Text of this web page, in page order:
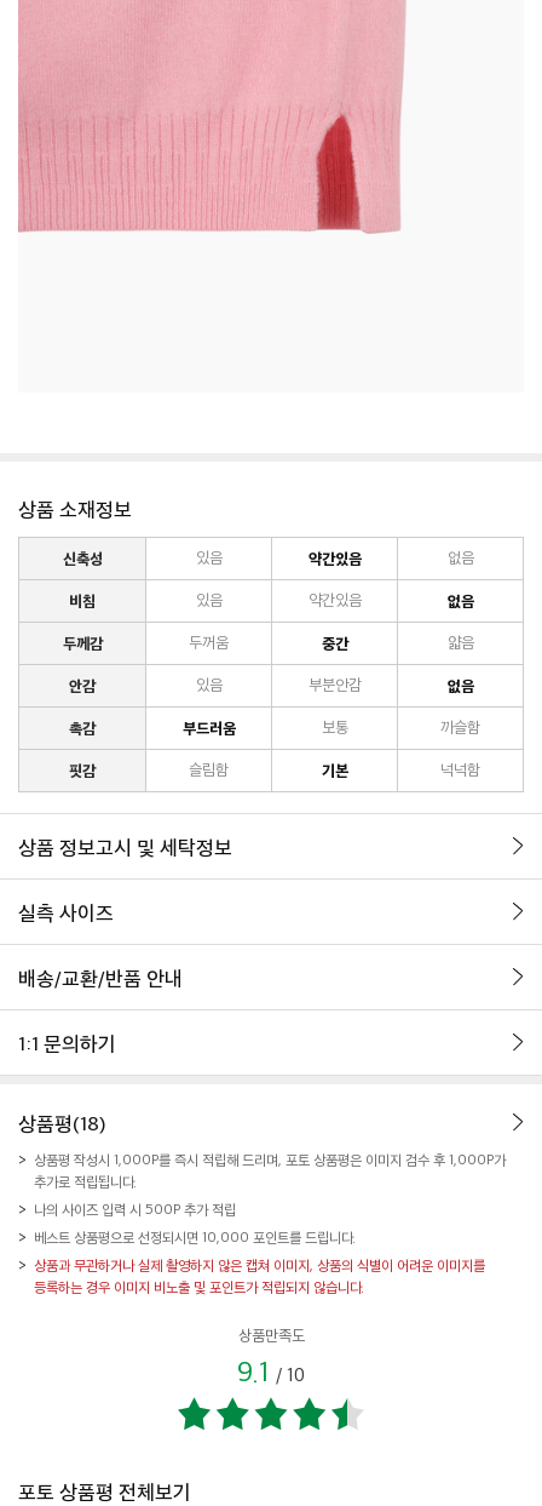
상품 소재정보
신축성 있음 약간있음 없음
비침 있음 약간있음 없음
두께감 두꺼움 중간 얇음
안감 있음 부분안감 없음
촉감 부드러움 보통 까슬함
핏감 슬림함 기본 넉넉함
상품 정보고시 및 세탁정보
실측 사이즈
배송/교환/반품 안내
1:1 문의하기
상품평(18)
상품평 작성시 1,000P를 즉시 적립해 드리며, 포토 상품평은 이미지 검수 후 1,000P가
추가로 적립됩니다.
나의 사이즈 입력 시 500P 추가 적립
베스트 상품평으로 선정되시면 10,000 포인트를 드립니다.
상품과 무관하거나 실제 촬영하지 않은 캡쳐 이미지, 상품의 식별이 어려운 이미지를
등록하는 경우 이미지 비노출 및 포인트가 적립되지 않습니다.
상품만족도
9.1 / 10
포토 상품평 전체보기